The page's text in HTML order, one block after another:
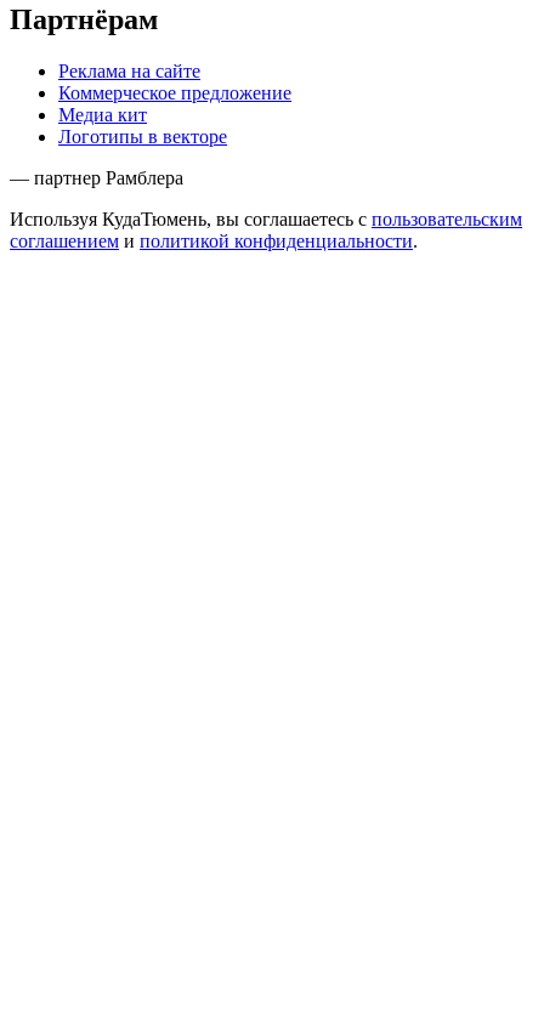
Партнёрам
Реклама на сайте
Коммерческое предложение
Медиа кит
Логотипы в векторе
— партнер Рамблера
Используя КудаТюмень, вы соглашаетесь с пользовательским
соглашением и политикой конфиденциальности.